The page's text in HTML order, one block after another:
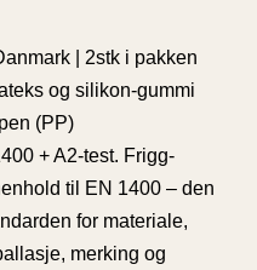
| 2stk i pakken
og silikon-gummi
(PP)
+ A2-test. Frigg-
til
EN 1400 – den
for materiale,
merking og